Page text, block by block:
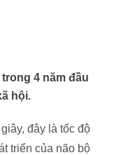
4 năm đầu
hội.
đây là tốc độ
triển của não bộ